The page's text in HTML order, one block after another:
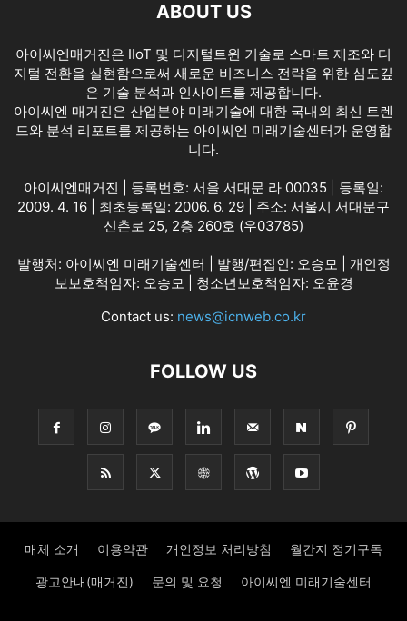
ABOUT US
아이씨엔매거진은 IIoT 및 디지털트윈 기술로 스마트 제조와 디
지털 전환을 실현함으로써 새로운 비즈니스 전략을 위한 심도깊
은 기술 분석과 인사이트를 제공합니다.
아이씨엔 매거진은 산업분야 미래기술에 대한 국내외 최신 트렌
드와 분석 리포트를 제공하는 아이씨엔 미래기술센터가 운영합
니다.
아이씨엔매거진 | 등록번호: 서울 서대문 라 00035 | 등록일:
2009. 4. 16 | 최초등록일: 2006. 6. 29 | 주소: 서울시 서대문구
신촌로 25, 2층 260호 (우03785)
발행처: 아이씨엔 미래기술센터 | 발행/편집인: 오승모 | 개인정
보보호책임자: 오승모 | 청소년보호책임자: 오윤경
Contact us: news@icnweb.co.kr
FOLLOW US
매체 소개 이용약관 개인정보 처리방침 월간지 정기구독
광고안내(매거진) 문의 및 요청 아이씨엔 미래기술센터